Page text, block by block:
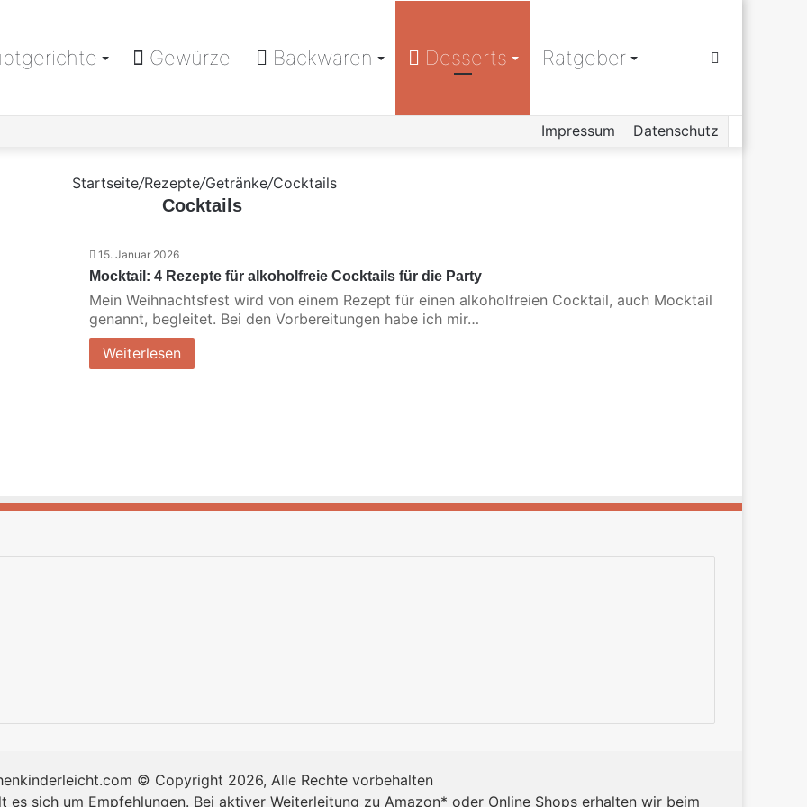
Gewürze Backwaren Desserts Ratgeber
Impressum Datenschutz
Startseite/Rezepte/Getränke/Cocktails
Cocktails
15. Januar 2026
Mocktail: 4 Rezepte für alkoholfreie Cocktails für die Party
Mein Weihnachtsfest wird von einem Rezept für einen alkoholfreien Cocktail, auch Mocktail
genannt, begleitet. Bei den Vorbereitungen habe ich mir…
Weiterlesen
© Copyright 2026, Alle Rechte vorbehalten
es sich um Empfehlungen. Bei aktiver Weiterleitung zu Amazon* oder Online Shops erhalten wir beim